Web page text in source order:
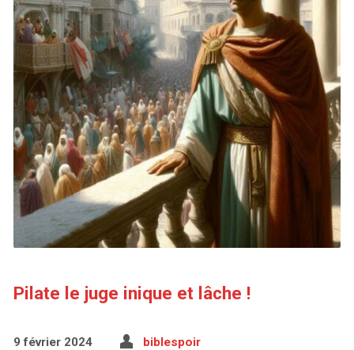
Pilate le juge inique et lâche !
9 février 2024 biblespoir